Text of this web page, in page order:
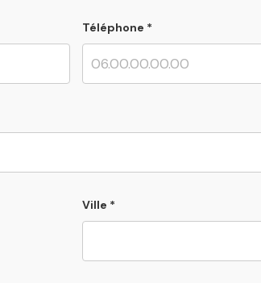
Téléphone *
Ville *